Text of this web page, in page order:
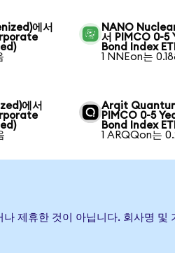
에서
NANO
서 PIMCO 0-
Bond Index
1 NNEon는
에서
Arqit
PIMCO 0-5
Bond Index
1 ARQQon는
제휴한 것이 아닙니다. 회사명 및